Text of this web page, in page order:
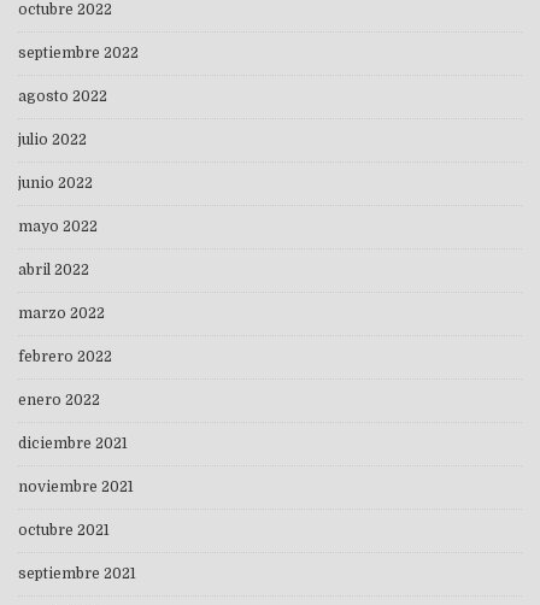
octubre 2022
septiembre 2022
agosto 2022
julio 2022
junio 2022
mayo 2022
abril 2022
marzo 2022
febrero 2022
enero 2022
diciembre 2021
noviembre 2021
octubre 2021
septiembre 2021